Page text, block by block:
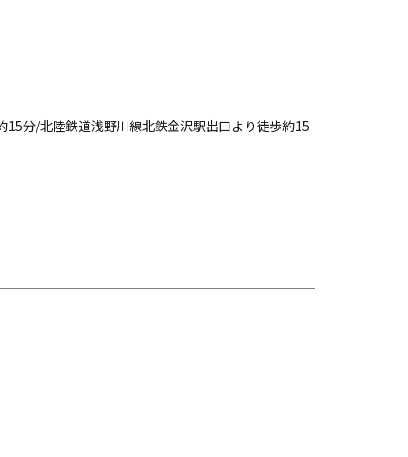
分/北陸鉄道浅野川線北鉄金沢駅出口より徒歩約15